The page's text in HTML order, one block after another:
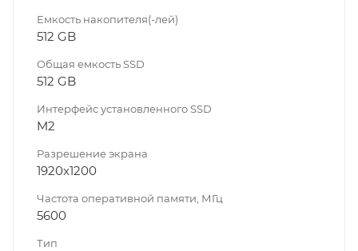
Емкость накопителя(-лей)
512 GB
Общая емкость SSD
512 GB
Интерфейс установленного SSD
M2
Разрешение экрана
1920x1200
Частота оперативной памяти, МГц
5600
Тип